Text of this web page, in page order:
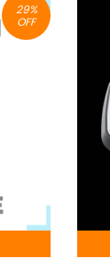
29%
OFF